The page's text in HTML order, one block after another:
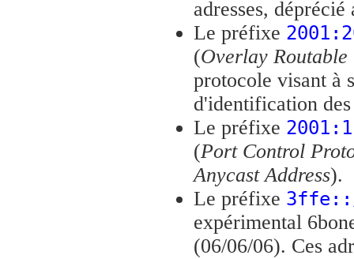
adresses,
Le préfixe
(Overlay
protocole visant à
d'identification des
Le préfixe
(Port Control
Anycast Address).
Le préfixe
expérimental
(06/06/06). Ces